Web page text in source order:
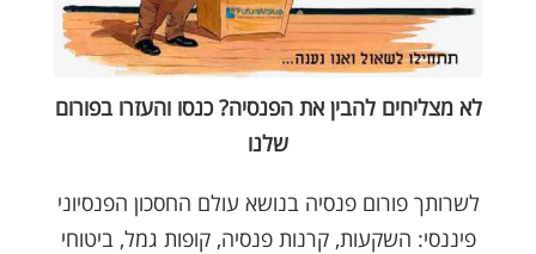
לא מצליחים להבין את הפנסיה? כנסו והעזרו בפורום
שלנו
לשרותך פורום פנסיה בנושא עולם החסכון הפנסיוני
פיננסי: השקעות, קרנות פנסיה, קופות גמל, ביטוחי